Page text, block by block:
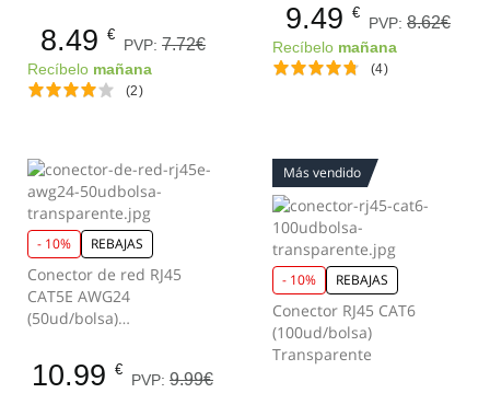
8.49 €
PVP: 7.72€
Recíbelo mañana
(2)
9.49 €
PVP: 8.62€
Recíbelo mañana
(4)
- 10% REBAJAS
Conector de red RJ45
CAT5E AWG24
(50ud/bolsa)
10.99 €
PVP: 9.99€
Más vendido
- 10% REBAJAS
Conector RJ45 CAT6
(100ud/bolsa)
Transparente